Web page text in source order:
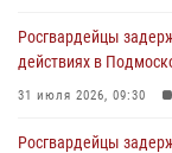
Росгвардейцы
действиях в
31 июля 2026, 09:30
Росгвардейцы